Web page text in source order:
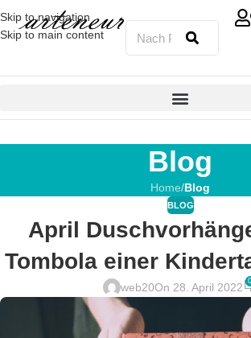
Skip to navigation
Skip to main content
Blog
Home/Blog
BLOG
April
Tombola einer
web20On 28. April 2022 0